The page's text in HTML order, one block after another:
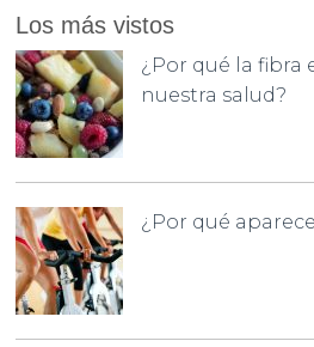
Los más vistos
¿Por qué la fibra
nuestra salud?
¿Por qué